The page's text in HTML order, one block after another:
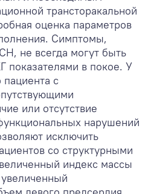
трансторакальной
оценка параметров
Симптомы,
не всегда могут быть
показателями в покое. У
с
или отсутствие
нарушений
исключить
со структурными
индекс массы